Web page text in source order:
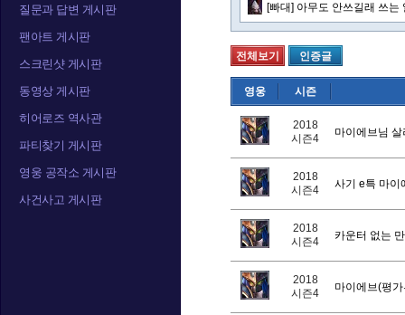
질문과 답변 게시판
팬아트 게시판
스크린샷 게시판
동영상 게시판
히어로즈 역사관
파티찾기 게시판
영웅 공작소 게시판
사건사고 게시판
아나 아눕아락 아르
알렉스트라자 오르피아 요
정예타우렌 정크랫 제
카라짐
[빠대] 아무도 안쓰길래 쓰는
전체보기 인증글
영웅 시즌
2018
시즌4
마이에브님
2018
시즌4
사기 e특 마이
2018
시즌4
카운터 없는
2018
시즌4
마이에브(평